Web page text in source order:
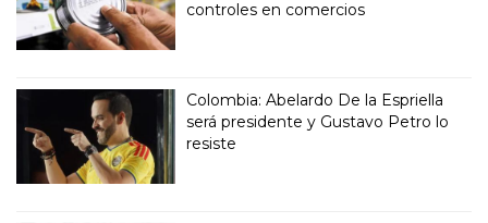
controles en comercios
Colombia: Abelardo De la Espriella
será presidente y Gustavo Petro lo
resiste